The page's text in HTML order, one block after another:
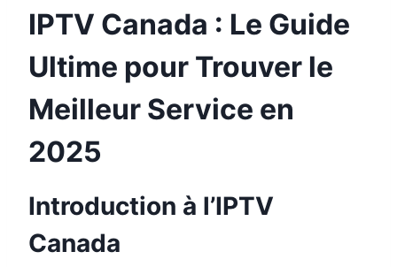
IPTV Canada : Le Guide
Ultime pour Trouver le
Meilleur Service en
2025
Introduction à l’IPTV
Canada